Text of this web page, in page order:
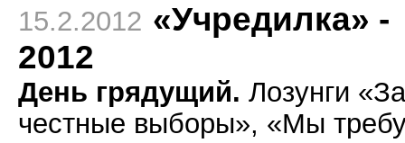
15.2.2012 «Учредилка» -
2012
День грядущий. Лозунги «За
честные выборы», «Мы